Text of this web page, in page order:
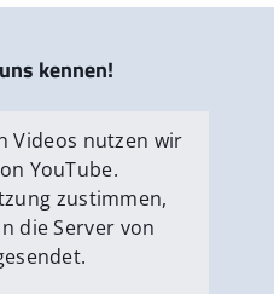
kennen!
Videos nutzen wir
YouTube.
zustimmen,
die Server von